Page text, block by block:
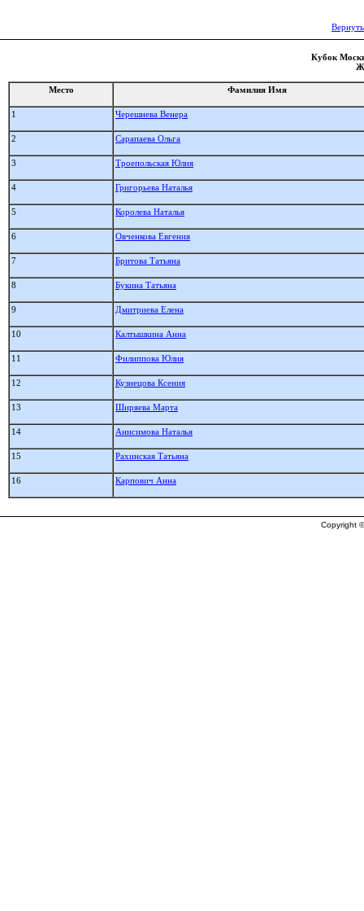
Кубок
Место Фамилия Имя
1 Черешнева Венера
2 Сарапаева Ольга
3 Троепольская Юлия
4 Григорьева Наталья
5 Королева Наталья
6 Овченкова Евгения
7 Бритова Татьяна
8 Букина Татьяна
9 Дмитриева Елена
10 Калтышкина Анна
11 Филиппова Юлия
12 Кузнецова Ксения
13 Ширяева Марта
14 Анисимова Наталья
15 Рахинская Татьяна
16 Карпович Анна
Copyright